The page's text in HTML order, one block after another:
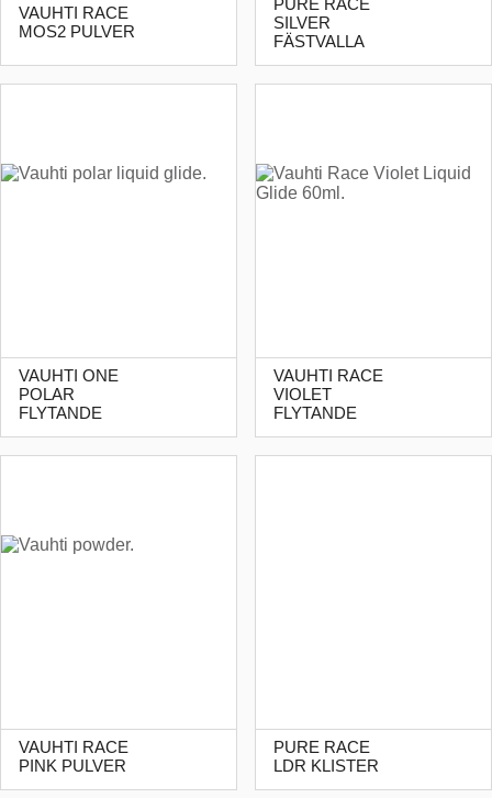
VAUHTI RACE
MOS2 PULVER
PURE RACE
SILVER
FÄSTVALLA
VAUHTI ONE
POLAR
FLYTANDE
VAUHTI RACE
VIOLET
FLYTANDE
VAUHTI RACE
PINK PULVER
PURE RACE
LDR KLISTER